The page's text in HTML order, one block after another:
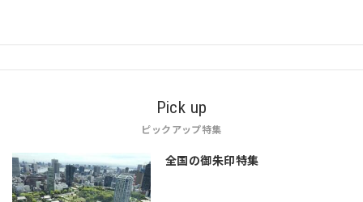
Pick up
ピックアップ特集
全国の御朱印特集